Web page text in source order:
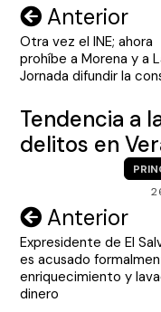
Navegación
de
entradas
Anterior
Otra vez el INE; ahora
prohíbe a Morena y a
Jornada difundir la
Tendencia a
delitos en
Navegación
de
entradas
Anterior
Expresidente de El
es acusado
enriquecimiento y
dinero